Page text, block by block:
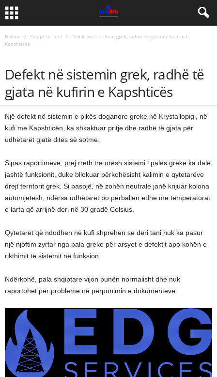
Ballina Shqiperia ime
Defekt në sistemin grek, radhë të gjata në kufirin e
Kapshticës
Defekt në sistemin grek, radhë të
gjata në kufirin e Kapshticës
Një defekt në sistemin e pikës doganore greke në Krystallopigi, në
kufi me Kapshticën, ka shkaktuar pritje dhe radhë të gjata për
udhëtarët gjatë ditës së sotme.
Sipas raportimeve, prej rreth tre orësh sistemi i palës greke ka dalë
jashtë funksionit, duke bllokuar përkohësisht kalimin e qytetarëve
drejt territorit grek. Si pasojë, në zonën neutrale janë krijuar kolona
automjetesh, ndërsa udhëtarët po përballen edhe me temperaturat
e larta që arrijnë deri në 30 gradë Celsius.
Qytetarët që ndodhen në kufi shprehen se deri tani nuk ka pasur
një njoftim zyrtar nga pala greke për arsyet e defektit apo kohën e
rikthimit të sistemit në funksion.
Ndërkohë, pala shqiptare vijon punën normalisht dhe nuk
raportohet për probleme në përpunimin e dokumenteve.